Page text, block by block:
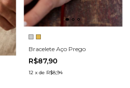
Bracelete Aço Prego
R$87,90
12 x de R$8,94